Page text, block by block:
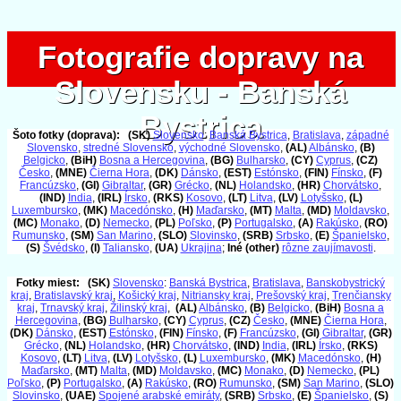
Fotografie dopravy na
Slovensku - Banská
Bystrica
Fotografie dopravy na
Slovensku - Banská
Bystrica
Šoto fotky (doprava): (SK) Slovensko:Banská Bystrica, Bratislava, západné
Slovensko, stredné Slovensko, východné Slovensko, (AL)Albánsko, (B)
Belgicko, (BiH) Bosna a Hercegovina, (BG) Bulharsko, (CY) Cyprus, (CZ)
Česko, (MNE) Čierna Hora, (DK) Dánsko, (EST) Estónsko, (FIN) Fínsko, (F)
Francúzsko, (GI) Gibraltar, (GR) Grécko, (NL) Holandsko, (HR) Chorvátsko,
(IND) India, (IRL) Írsko, (RKS) Kosovo, (LT) Litva, (LV) Lotyšsko, (L)
Luxembursko, (MK) Macedónsko, (H) Maďarsko, (MT) Malta, (MD) Moldavsko,
(MC) Monako, (D) Nemecko, (PL) Poľsko, (P) Portugalsko, (A) Rakúsko, (RO)
Rumunsko, (SM) San Marino, (SLO) Slovinsko, (SRB) Srbsko, (E) Španielsko,
(S) Švédsko, (I) Taliansko, (UA) Ukrajina; Iné (other) rôzne zaujímavosti.
Fotky miest: (SK) Slovensko: Banská Bystrica, Bratislava, Banskobystrický
kraj, Bratislavský kraj, Košický kraj, Nitriansky kraj, Prešovský kraj, Trenčiansky
kraj, Trnavský kraj, Žilinský kraj, (AL)Albánsko, (B) Belgicko, (BiH) Bosna a
Hercegovina, (BG) Bulharsko, (CY) Cyprus, (CZ) Česko, (MNE) Čierna Hora,
(DK) Dánsko, (EST) Estónsko, (FIN) Fínsko, (F) Francúzsko, (GI) Gibraltar, (GR)
Grécko, (NL) Holandsko, (HR) Chorvátsko, (IND) India, (IRL) Írsko, (RKS)
Kosovo, (LT) Litva, (LV) Lotyšsko, (L) Luxembursko, (MK) Macedónsko, (H)
Maďarsko, (MT) Malta, (MD) Moldavsko, (MC) Monako, (D) Nemecko, (PL)
Poľsko, (P) Portugalsko, (A) Rakúsko, (RO) Rumunsko, (SM) San Marino, (SLO)
Slovinsko, (UAE) Spojené arabské emiráty, (SRB) Srbsko, (E) Španielsko, (S)